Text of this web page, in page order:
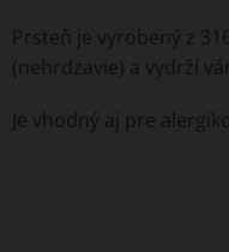
Prsteň je vyrobený z
(nehrdzavie) a vydrží
Je vhodný aj pre